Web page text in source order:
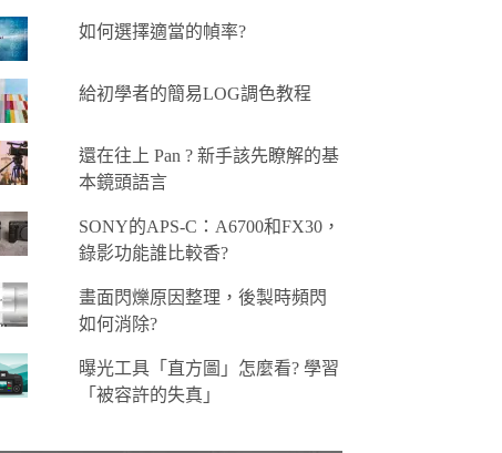
如何選擇適當的幀率?
給初學者的簡易LOG調色教程
還在往上 Pan ? 新手該先瞭解的基
本鏡頭語言
SONY的APS-C：A6700和FX30，
錄影功能誰比較香?
畫面閃爍原因整理，後製時頻閃
如何消除?
曝光工具「直方圖」怎麼看? 學習
「被容許的失真」